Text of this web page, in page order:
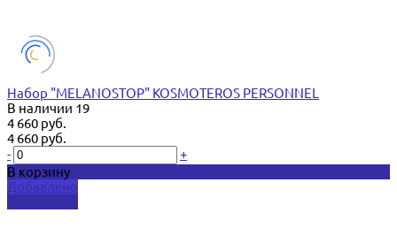
Набор "MELANOSTOP" KOSMOTEROS PERSONNEL
В наличии 19
4 660 руб.
4 660 руб.
-
+
В корзину
Добавлено